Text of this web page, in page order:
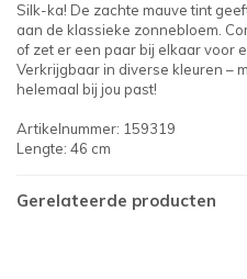
Silk-ka! De zachte mauve tint
aan de klassieke zonnebloem.
of zet er een paar bij elkaar voor
Verkrijgbaar in diverse kleuren –
helemaal bij jou past!
Artikelnummer: 159319
Lengte: 46 cm
Gerelateerde producten